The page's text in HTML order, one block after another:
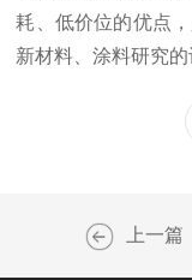
耗、低价位的优点
新材料、涂料研究的
上一篇